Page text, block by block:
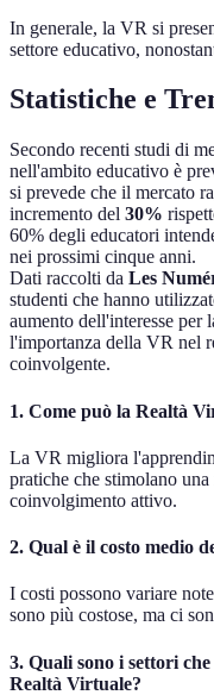
In generale, la VR si
settore educativo,
Statistiche e
Secondo recenti studi di
nell'ambito educativo è
si prevede che il mercato
incremento del 30%
60% degli educatori
nei prossimi cinque anni.
Dati raccolti da Les
studenti che hanno
aumento dell'interesse per
l'importanza della VR nel
coinvolgente.
1. Come può la Realtà
La VR migliora
pratiche che stimolano
coinvolgimento attivo.
2. Qual è il costo medio
I costi possono variare
sono più costose, ma ci
3. Quali sono i settori
Realtà Virtuale?